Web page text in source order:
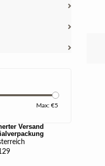
Max: €5
Versand